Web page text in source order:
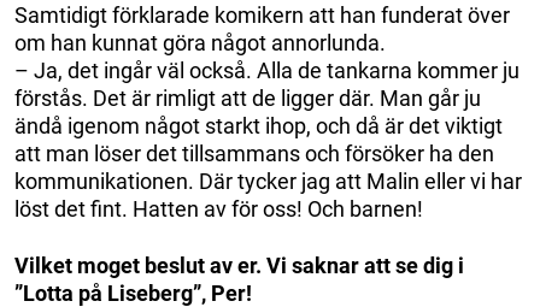
Samtidigt förklarade komikern att han funderat över
om han kunnat göra något annorlunda.
– Ja, det ingår väl också. Alla de tankarna kommer ju
förstås. Det är rimligt att de ligger där. Man går ju
ändå igenom något starkt ihop, och då är det viktigt
att man löser det tillsammans och försöker ha den
kommunikationen. Där tycker jag att Malin eller vi har
löst det fint. Hatten av för oss! Och barnen!
Vilket moget beslut av er. Vi saknar att se dig i
”Lotta på Liseberg”, Per!